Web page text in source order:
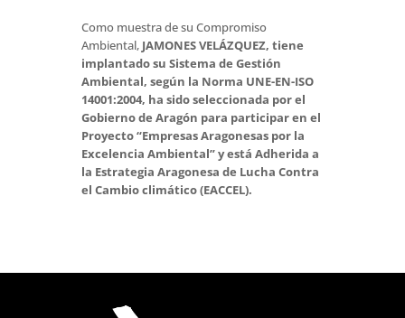
Como muestra de su Compromiso
Ambiental, JAMONES VELÁZQUEZ, tiene
implantado su Sistema de Gestión
Ambiental, según la Norma UNE-EN-ISO
14001:2004, ha sido seleccionada por el
Gobierno de Aragón para participar en el
Proyecto “Empresas Aragonesas por la
Excelencia Ambiental” y está Adherida a
la Estrategia Aragonesa de Lucha Contra
el Cambio climático (EACCEL).